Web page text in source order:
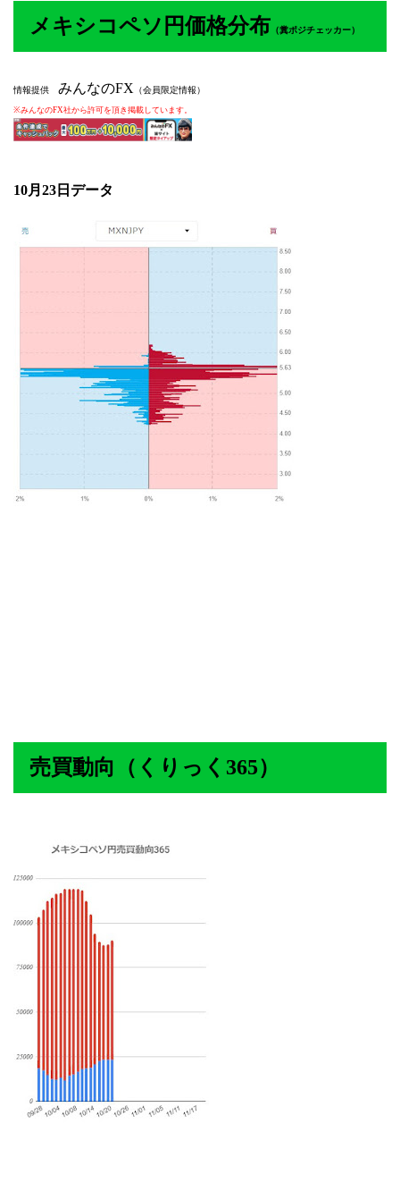
メキシコペソ円価格分布 （糞ポジチェッカー）
情報提供 みんなのFX （会員限定情報）
※みんなのFX社から許可を頂き掲載しています。
10月23 日データ
売買動向（くりっく365）